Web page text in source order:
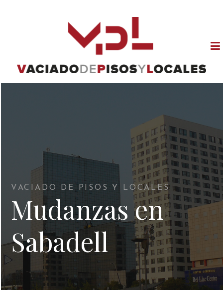
VACIADO DE PISOS Y LOCALES
Mudanzas en
Sabadell